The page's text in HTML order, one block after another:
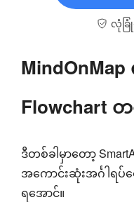
လုံခြုံ
Flowchart
ဒီတစ်ခါမှာတော့
အကောင်းဆုံးအင်္ဂါ
ရအောင်။